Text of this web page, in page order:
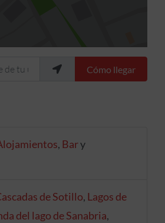
tu ubicación Cómo llegar
, Bary
de Sotillo, Lagos de
del lago de Sanabria,